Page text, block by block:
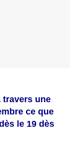
travers une
ce que
le 19 dès